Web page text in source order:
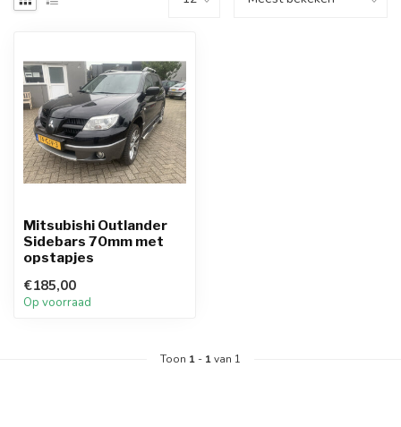
Mitsubishi Outlander
Sidebars 70mm met
opstapjes
€185,00
Op voorraad
Toon 1 - 1van 1